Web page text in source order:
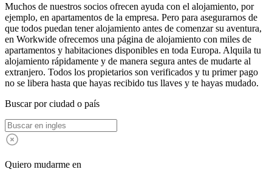
Muchos de nuestros socios ofrecen ayuda con el alojamiento, por
ejemplo, en apartamentos de la empresa. Pero para asegurarnos de
que todos puedan tener alojamiento antes de comenzar su aventura,
en Workwide ofrecemos una página de alojamiento con miles de
apartamentos y habitaciones disponibles en toda Europa. Alquila tu
alojamiento rápidamente y de manera segura antes de mudarte al
extranjero. Todos los propietarios son verificados y tu primer pago
no se libera hasta que hayas recibido tus llaves y te hayas mudado.
Buscar por ciudad o país
Quiero mudarme en